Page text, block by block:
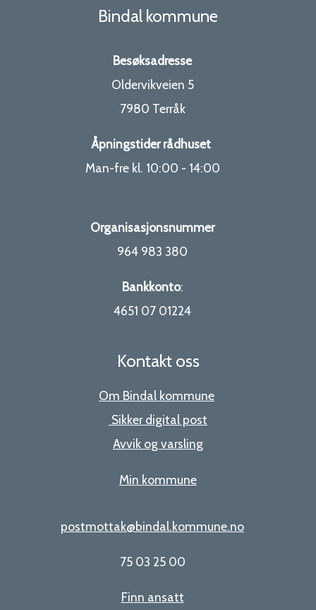
Bindal kommune
Besøksadresse
Oldervikveien 5
7980 Terråk
Åpningstider rådhuset
Man-fre kl. 10:00 - 14:00
Organisasjonsnummer
964 983 380
Bankkonto:
4651 07 01224
Kontakt oss
Om Bindal kommune
Sikker digital post
Avvik og varsling
Min kommune
postmottak@bindal.kommune.no
75 03 25 00
Finn ansatt